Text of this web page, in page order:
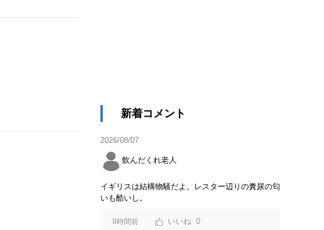
新着コメント
2026/08/07
飲んだくれ老人
イギリスは結構物騒だよ。レスター辺りの糞尿の匂
いも酷いし。
8時間前 0